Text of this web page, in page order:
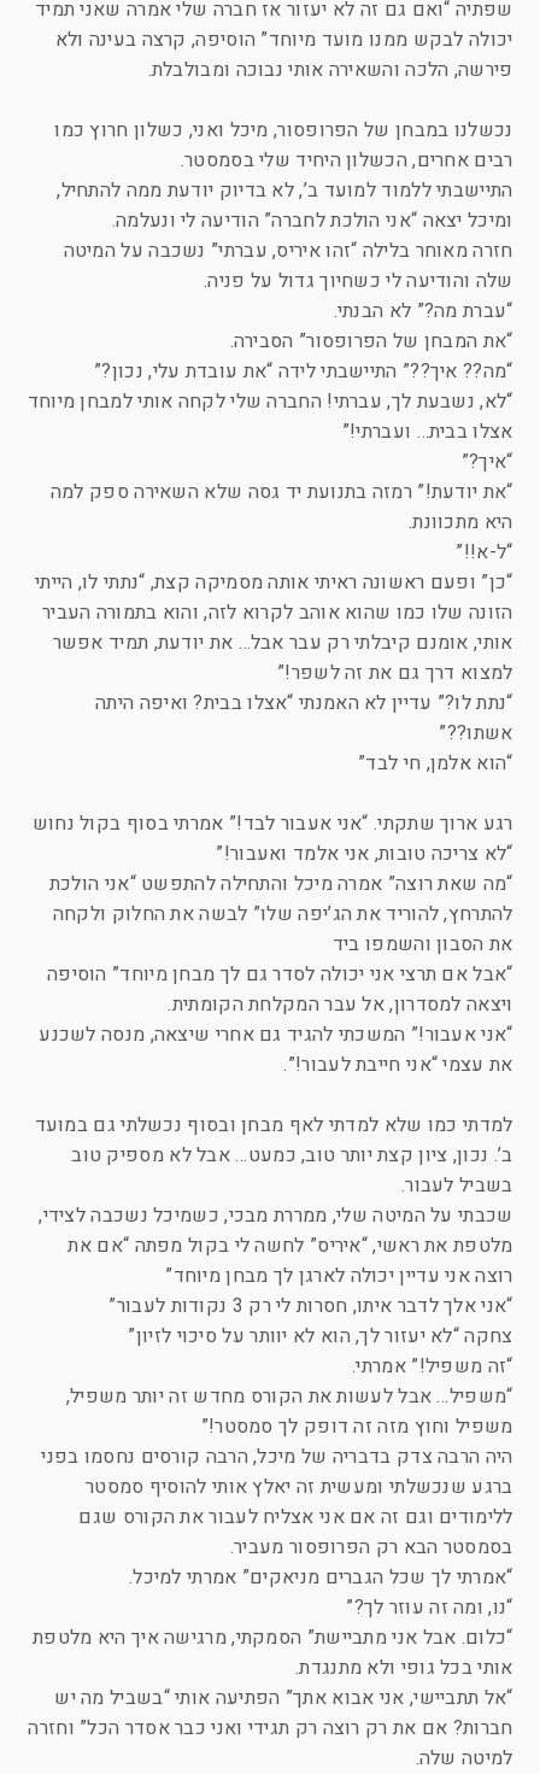
שפתיה “ואם גם זה לא יעזור אז חברה שלי אמרה שאני תמיד
יכולה לבקש ממנו מועד מיוחד” הוסיפה, קרצה בעינה ולא
פירשה, הלכה והשאירה אותי נבוכה ומבולבלת.
נכשלנו במבחן של הפרופסור, מיכל ואני, כשלון חרוץ כמו
רבים אחרים, הכשלון היחיד שלי בסמסטר.
התיישבתי ללמוד למועד ב’, לא בדיוק יודעת ממה להתחיל,
ומיכל יצאה “אני הולכת לחברה” הודיעה לי ונעלמה.
חזרה מאוחר בלילה “זהו איריס, עברתי” נשכבה על המיטה
שלה והודיעה לי כשחיוך גדול על פניה.
“עברת מה?” לא הבנתי.
“את המבחן של הפרופסור” הסבירה.
“מה?? איך??” התיישבתי לידה “את עובדת עלי, נכון?”
“לא, נשבעת לך, עברתי! החברה שלי לקחה אותי למבחן מיוחד
אצלו בבית… ועברתי!”
“איך?”
“את יודעת!” רמזה בתנועת יד גסה שלא השאירה ספק למה
היא מתכוונת.
“ל-א!!”
“כן” ופעם ראשונה ראיתי אותה מסמיקה קצת, “נתתי לו, הייתי
הזונה שלו כמו שהוא אוהב לקרוא לזה, והוא בתמורה העביר
אותי, אומנם קיבלתי רק עבר אבל… את יודעת, תמיד אפשר
למצוא דרך גם את זה לשפר!”
“נתת לו?” עדיין לא האמנתי “אצלו בבית? ואיפה היתה
אשתו??”
“הוא אלמן, חי לבד”
רגע ארוך שתקתי. “אני אעבור לבד!” אמרתי בסוף בקול נחוש
“לא צריכה טובות, אני אלמד ואעבור!”
“מה שאת רוצה” אמרה מיכל והתחילה להתפשט “אני הולכת
להתרחץ, להוריד את הג’יפה שלו” לבשה את החלוק ולקחה
את הסבון והשמפו ביד
“אבל אם תרצי אני יכולה לסדר גם לך מבחן מיוחד” הוסיפה
ויצאה למסדרון, אל עבר המקלחת הקומתית.
“אני אעבור!” המשכתי להגיד גם אחרי שיצאה, מנסה לשכנע
את עצמי “אני חייבת לעבור!”.
למדתי כמו שלא למדתי לאף מבחן ובסוף נכשלתי גם במועד
ב’. נכון, ציון קצת יותר טוב, כמעט… אבל לא מספיק טוב
בשביל לעבור.
שכבתי על המיטה שלי, ממררת מבכי, כשמיכל נשכבה לצידי,
מלטפת את ראשי, “איריס” לחשה לי בקול מפתה “אם את
רוצה אני עדיין יכולה לארגן לך מבחן מיוחד”
“אני אלך לדבר איתו, חסרות לי רק 3 נקודות לעבור”
צחקה “לא יעזור לך, הוא לא יוותר על סיכוי לזיון”
“זה משפיל!” אמרתי.
“משפיל… אבל לעשות את הקורס מחדש זה יותר משפיל,
משפיל וחוץ מזה זה דופק לך סמסטר!”
היה הרבה צדק בדבריה של מיכל, הרבה קורסים נחסמו בפני
ברגע שנכשלתי ומעשית זה יאלץ אותי להוסיף סמסטר
ללימודים וגם זה אם אני אצליח לעבור את הקורס שגם
בסמסטר הבא רק הפרופסור מעביר.
“אמרתי לך שכל הגברים מניאקים” אמרתי למיכל.
“נו, ומה זה עוזר לך?”
“כלום. אבל אני מתביישת” הסמקתי, מרגישה איך היא מלטפת
אותי בכל גופי ולא מתנגדת.
“אל תתביישי, אני אבוא אתך” הפתיעה אותי “בשביל מה יש
חברות? אם את רק רוצה רק תגידי ואני כבר אסדר הכל” וחזרה
למיטה שלה.